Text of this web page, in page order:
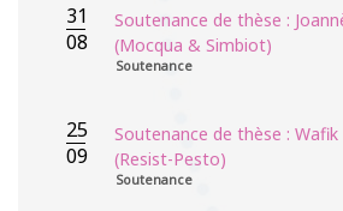
31
08
Soutenance de thèse :
(Mocqua & Simbiot)
Soutenance
25
09
Soutenance de thèse : Wafik
(Resist-Pesto)
Soutenance